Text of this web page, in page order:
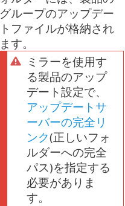
グループのアップデー
トファイルが格納され
ます。
ミラーを使用す
る製品のアップ
デート設定で、
アップデートサ
ーバーの完全リ
ンク(正しいフォ
ルダーへの完全
パス)を指定する
必要がありま
す。